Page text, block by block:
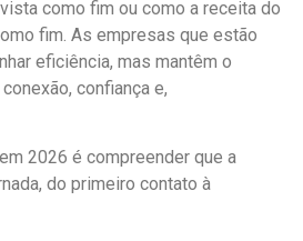
como fim ou como a receita do
fim. As empresas que estão
eficiência, mas mantêm o
confiança e,
2026 é compreender que a
do primeiro contato à